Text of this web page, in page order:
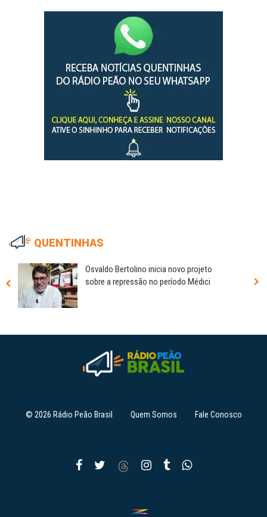
QUENTINHAS
Osvaldo Bertolino inicia novo projeto
sobre a repressão no período Médici
© 2026 Rádio Peão Brasil Quem Somos Fale Conosco